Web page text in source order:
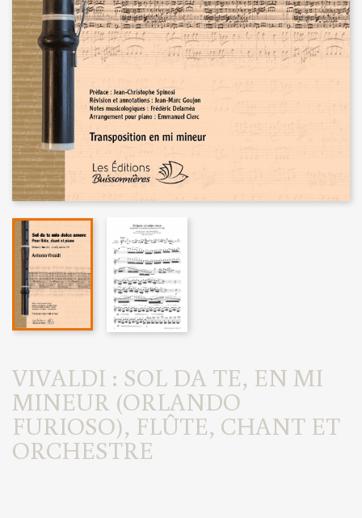
VIVALDI : SOL DA TE, EN MI
MINEUR (ORLANDO
FURIOSO), FLÛTE, CHANT ET
ORCHESTRE